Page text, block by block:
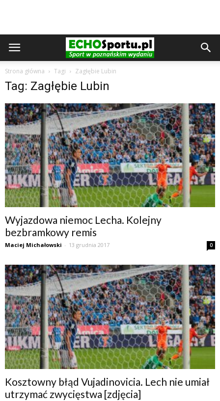
Strona główna Tagi Zagłębie Lubin
Tag: Zagłębie Lubin
Wyjazdowa niemoc Lecha. Kolejny
bezbramkowy remis
Maciej Michałowski - 13 grudnia 2017 0
Kosztowny błąd Vujadinovicia. Lech nie umiał
utrzymać zwycięstwa [zdjęcia]